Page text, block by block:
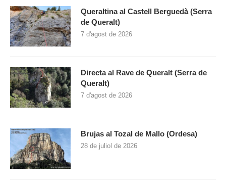
Queraltina al Castell Berguedà (Serra
de Queralt)
7 d'agost de 2026
Directa al Rave de Queralt (Serra de
Queralt)
7 d'agost de 2026
Brujas al Tozal de Mallo (Ordesa)
28 de juliol de 2026